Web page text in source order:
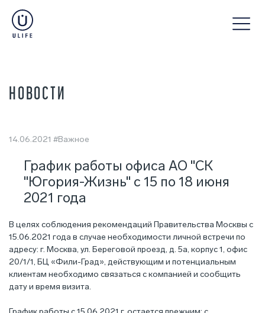
НОВОСТИ
14.06.2021 #Важное
График работы офиса АО "СК
"Югория-Жизнь" с 15 по 18 июня
2021 года
В целях соблюдения рекомендаций Правительства Москвы с
15.06.2021 года в случае необходимости личной встречи по
адресу: г. Москва, ул. Береговой проезд, д. 5а, корпус 1, офис
20/1/1, БЦ «Фили-Град», действующим и потенциальным
клиентам необходимо связаться с компанией и сообщить
дату и время визита.